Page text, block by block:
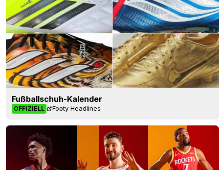
Fußballschuh-Kalender
OFFIZIELL Footy Headlines